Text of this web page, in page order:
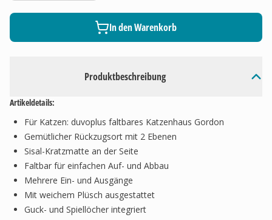
Produktbeschreibung
Artikeldetails:
Für Katzen: duvoplus faltbares Katzenhaus Gordon
Gemütlicher Rückzugsort mit 2 Ebenen
Sisal-Kratzmatte an der Seite
Faltbar für einfachen Auf- und Abbau
Mehrere Ein- und Ausgänge
Mit weichem Plüsch ausgestattet
Guck- und Spiellöcher integriert
In den Warenkorb